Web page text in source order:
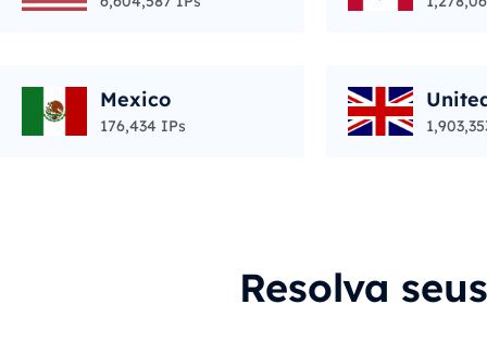
Mexico
176,434 IPs
Resolva